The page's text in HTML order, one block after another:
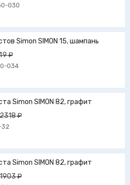
030
Simon SIMON 15, шампань
₽
034
Simon SIMON 82, графит
2318 ₽
32
Simon SIMON 82, графит
1903 ₽